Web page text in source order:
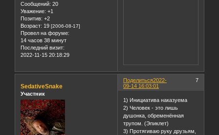
Сообщений: 20
Уважение: +1
Позитив: +2
Возраст: 19 [2006-08-17]
Провел на форуме:
14 часов 38 минут
Последний визит:
2022-11-15 20:18:29
Поделиться 7
2022-
09-14 16:03:01
SedativeSnake
Участник
1) Инициатива наказуема
2) Человек - это лишь
душонка, обременённая
трупом. (Эпиклет)
3) Протягиваю руку друзьям,